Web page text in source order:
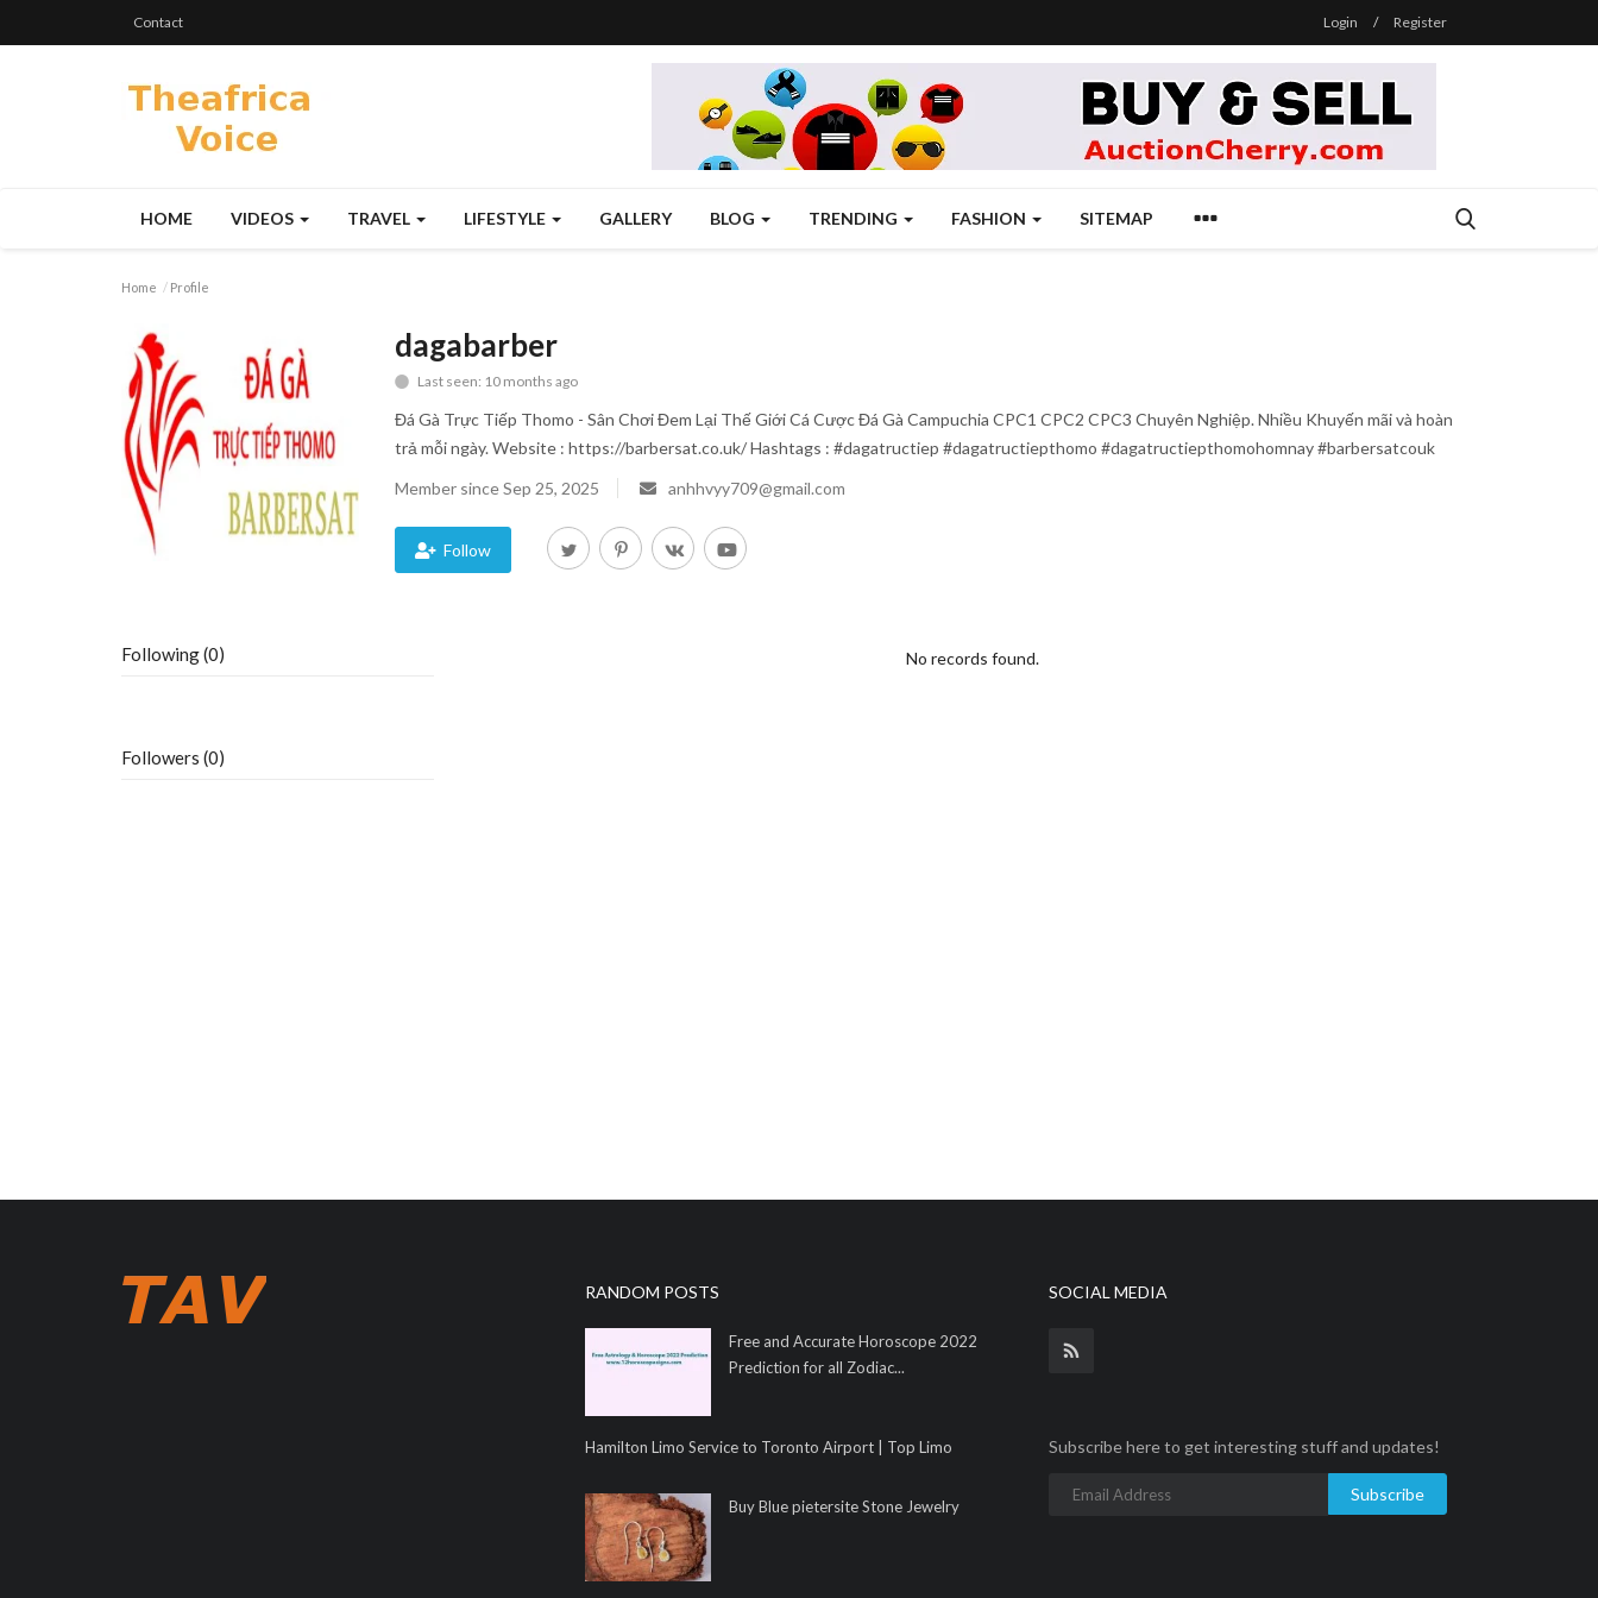
Contact Login / Register
HOME VIDEOS TRAVEL LIFESTYLE GALLERY BLOG TRENDING FASHION SITEMAP
Home Profile
dagabarber
Last seen: 10 months ago
Đá Gà Trực Tiếp Thomo - Sân Chơi Đem Lại Thế Giới Cá Cược Đá Gà Campuchia CPC1 CPC2 CPC3 Chuyên Nghiệp. Nhiều Khuyến mãi và hoàn
trả mỗi ngày. Website : https://barbersat.co.uk/ Hashtags : #dagatructiep #dagatructiepthomo #dagatructiepthomohomnay #barbersatcouk
Member since Sep 25, 2025
anhhvyy709@gmail.com
Follow
Following (0)
Followers (0)
No records found.
RANDOM POSTS
Free and Accurate Horoscope 2022
Prediction for all Zodiac...
Hamilton Limo Service to Toronto Airport | Top Limo
Buy Blue pietersite Stone Jewelry
SOCIAL MEDIA
Subscribe here to get interesting stuff and updates!
Subscribe